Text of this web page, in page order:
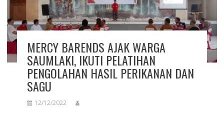
MERCY BARENDS AJAK WARGA
SAUMLAKI, IKUTI PELATIHAN
PENGOLAHAN HASIL PERIKANAN DAN
SAGU
12/12/2022